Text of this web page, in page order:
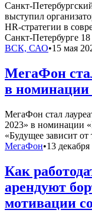
Санкт-
выступил
HR-стратегии в
Санкт-Петербурге 18
ВСК, САО•15 мая
МегаФон
в номинации
МегаФон стал
2023» в номинации
«Будущее зависит от
МегаФон•13
Как
арендуют
мотивации